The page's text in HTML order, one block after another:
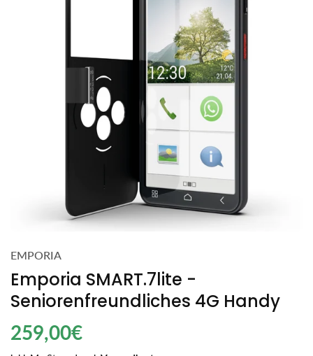
EMPORIA
Emporia SMART.7lite -
Seniorenfreundliches 4G Handy
Regulärer
259,00€